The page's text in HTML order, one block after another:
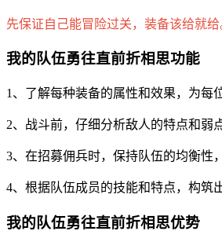
先保证自己能冒险过关，装备该给就
我的队伍勇往直前折相思功能
1、了解每种装备的属性和效果，为每
2、战斗前，仔细分析敌人的特点和弱
3、在招募佣兵时，保持队伍的均衡性
4、根据队伍成员的技能和特点，构筑
我的队伍勇往直前折相思优势